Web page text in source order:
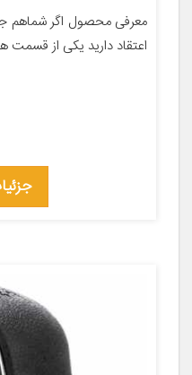
معرفی محصول اگر شماهم
اعتقاد دارید یکی از